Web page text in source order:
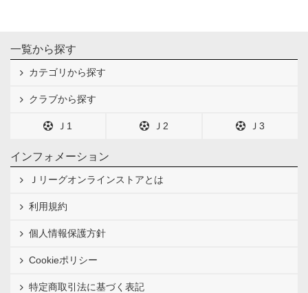
一覧から探す
カテゴリから探す
クラブから探す
Ｊ1 Ｊ2 Ｊ3
インフォメーション
Ｊリーグオンラインストアとは
利用規約
個人情報保護方針
Cookieポリシー
特定商取引法に基づく表記